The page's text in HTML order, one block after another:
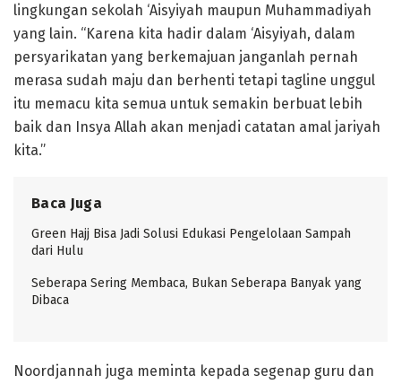
lingkungan sekolah ‘Aisyiyah maupun Muhammadiyah
yang lain. “Karena kita hadir dalam ‘Aisyiyah, dalam
persyarikatan yang berkemajuan janganlah pernah
merasa sudah maju dan berhenti tetapi tagline unggul
itu memacu kita semua untuk semakin berbuat lebih
baik dan Insya Allah akan menjadi catatan amal jariyah
kita.”
Baca Juga
Green Hajj Bisa Jadi Solusi Edukasi Pengelolaan Sampah
dari Hulu
Seberapa Sering Membaca, Bukan Seberapa Banyak yang
Dibaca
Noordjannah juga meminta kepada segenap guru dan